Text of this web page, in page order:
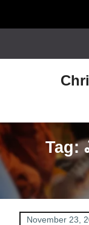
November 23,